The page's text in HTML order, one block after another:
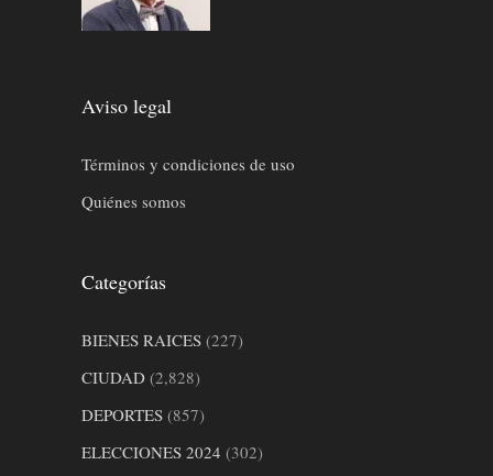
Aviso legal
Términos y condiciones de uso
Quiénes somos
Categorías
BIENES RAICES (227)
CIUDAD (2,828)
DEPORTES (857)
ELECCIONES 2024 (302)